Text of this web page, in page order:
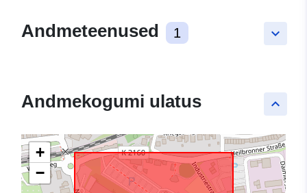
keyboard_arrow_down
Andmeteenused 1
keyboard_arrow_up
Andmekogumi ulatus
+
−